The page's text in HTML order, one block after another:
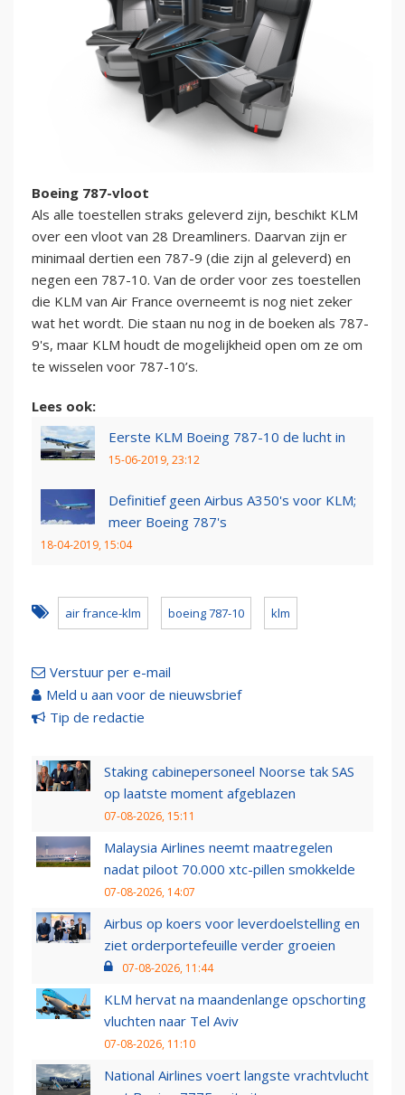
Boeing 787-vloot
Als alle toestellen straks geleverd zijn, beschikt KLM
over een vloot van 28 Dreamliners. Daarvan zijn er
minimaal dertien een 787-9 (die zijn al geleverd) en
negen een 787-10. Van de order voor zes toestellen
die KLM van Air France overneemt is nog niet zeker
wat het wordt. Die staan nu nog in de boeken als 787-
9's, maar KLM houdt de mogelijkheid open om ze om
te wisselen voor 787-10’s.
Lees ook:
Eerste KLM Boeing 787-10 de lucht in
15-06-2019, 23:12
Definitief geen Airbus A350's voor KLM;
meer Boeing 787's
18-04-2019, 15:04
air france-klm boeing 787-10 klm
Verstuur per e-mail
Meld u aan voor de nieuwsbrief
Tip de redactie
Staking cabinepersoneel Noorse tak SAS
op laatste moment afgeblazen
07-08-2026, 15:11
Malaysia Airlines neemt maatregelen
nadat piloot 70.000 xtc-pillen smokkelde
07-08-2026, 14:07
Airbus op koers voor leverdoelstelling en
ziet orderportefeuille verder groeien
07-08-2026, 11:44
KLM hervat na maandenlange opschorting
vluchten naar Tel Aviv
07-08-2026, 11:10
National Airlines voert langste vrachtvlucht